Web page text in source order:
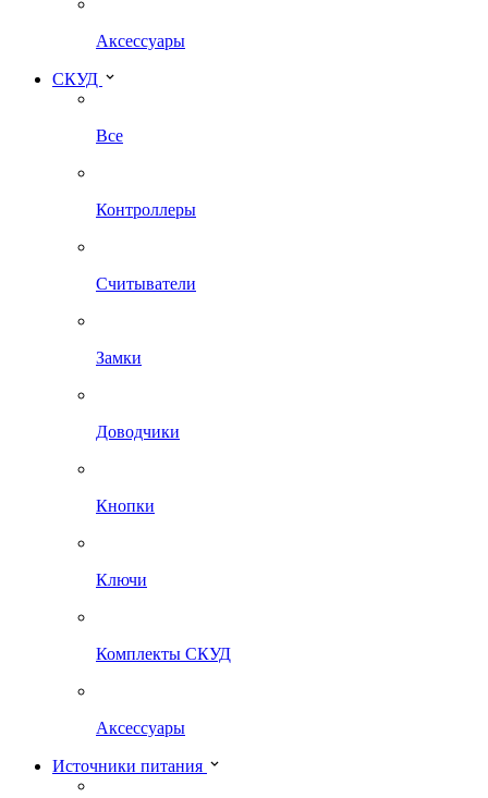
Аксессуары
СКУД
Все
Контроллеры
Считыватели
Замки
Доводчики
Кнопки
Ключи
Комплекты СКУД
Аксессуары
Источники питания